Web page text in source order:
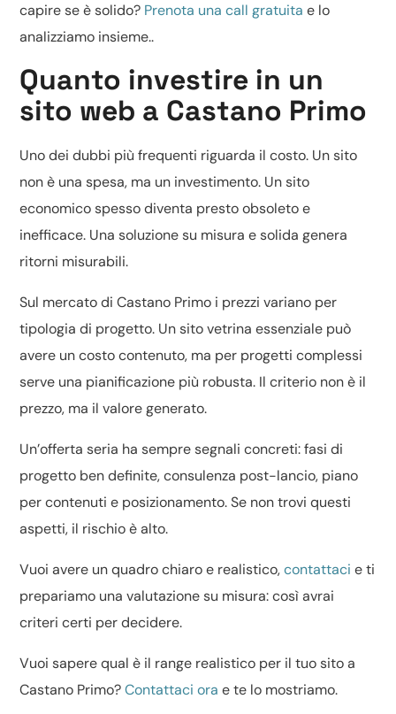
capire se è solido? Prenota una call gratuita e lo
analizziamo insieme..
Quanto investire in un
sito web a Castano Primo
Uno dei dubbi più frequenti riguarda il costo. Un sito
non è una spesa, ma un investimento. Un sito
economico spesso diventa presto obsoleto e
inefficace. Una soluzione su misura e solida genera
ritorni misurabili.
Sul mercato di Castano Primo i prezzi variano per
tipologia di progetto. Un sito vetrina essenziale può
avere un costo contenuto, ma per progetti complessi
serve una pianificazione più robusta. Il criterio non è il
prezzo, ma il valore generato.
Un’offerta seria ha sempre segnali concreti: fasi di
progetto ben definite, consulenza post-lancio, piano
per contenuti e posizionamento. Se non trovi questi
aspetti, il rischio è alto.
Vuoi avere un quadro chiaro e realistico,contattaci e ti
prepariamo una valutazione su misura: così avrai
criteri certi per decidere.
Vuoi sapere qual è il range realistico per il tuo sito a
Castano Primo?Contattaci ora e te lo mostriamo.